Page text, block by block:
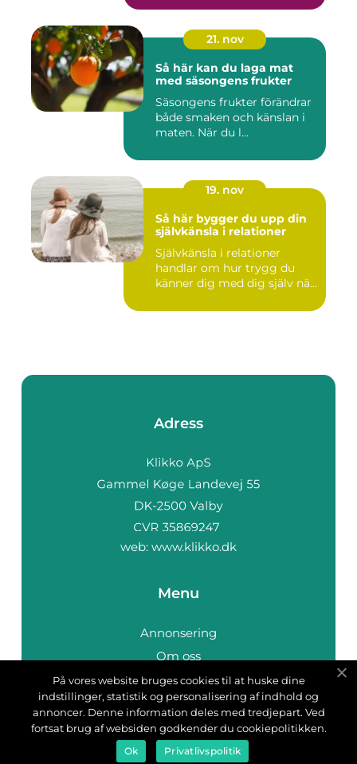
21. nov
Så här kan du laga mat
med säsongens frukter
Säsongens frukter förändrar
både smaken och känslan i
maten. När du l...
19. nov
Så här bygger du upp din
självkänsla i relationer
Självkänsla i relationer
handlar om hur trygg du
känner dig med dig själv nä...
Adress
web: www.klikko.dk
Menu
Annonsering
Om oss
Cookies
Kontakta oss
Sitemap
På vores website bruges cookies til at huske dine
indstillinger, statistik og personalisering af indhold og
annoncer. Denne information deles med tredjepart. Ved
fortsat brug af websiden godkender du cookiepolitikken.
Ok Privatlivspolitik